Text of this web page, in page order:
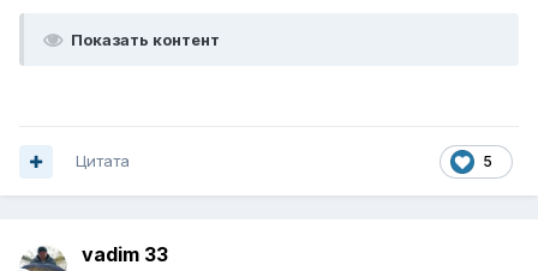
Показать контент
5
Цитата
vadim 33